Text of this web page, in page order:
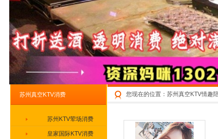
您现在的位置： 苏州真空KTV情趣
苏州真空KTV消费
苏州KTV荤场消费
皇家国际KTV消费